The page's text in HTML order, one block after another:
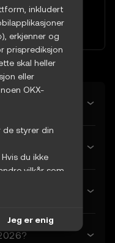
i morgen?
uke?
neste måned?
inkludert
erkjenner og
prisprediksjon
skal heller
eller
OKX-
de styrer din
du ikke
vilkår som
(samlet kalt
du at du
Jeg er enig